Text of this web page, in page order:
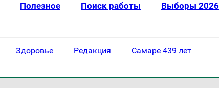
Полезное Поиск работы Выборы 2026
Здоровье Редакция Самаре 439 лет